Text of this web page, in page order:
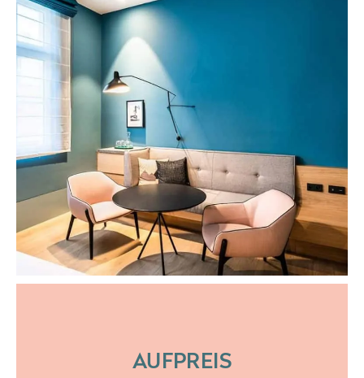
AUFPREIS